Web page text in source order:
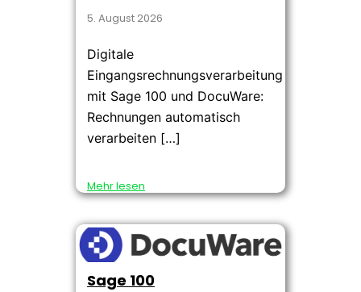
5. August 2026
Digitale
Eingangsrechnungsverarbeitung
mit Sage 100 und DocuWare:
Rechnungen automatisch
verarbeiten […]
Mehr lesen
Sage 100